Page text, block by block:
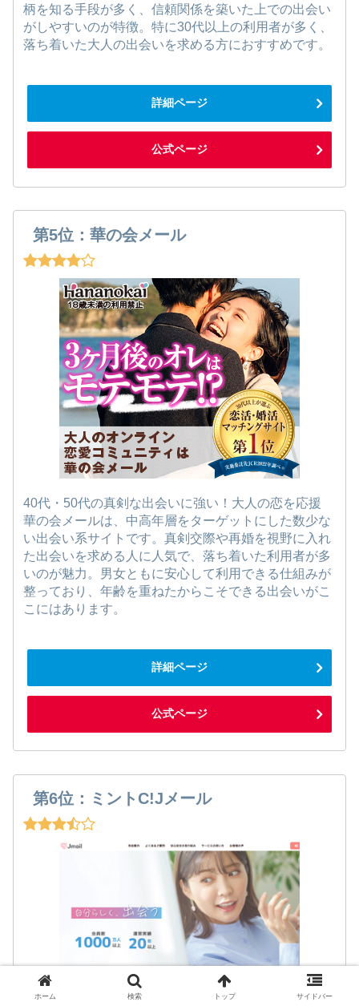
柄を知る手段が多く、信頼関係を築いた上での出会い
がしやすいのが特徴。特に30代以上の利用者が多く、
落ち着いた大人の出会いを求める方におすすめです。
詳細ページ
公式ページ
第5位：華の会メール
40代・50代の真剣な出会いに強い！大人の恋を応援
華の会メールは、中高年層をターゲットにした数少な
い出会い系サイトです。真剣交際や再婚を視野に入れ
た出会いを求める人に人気で、落ち着いた利用者が多
いのが魅力。男女ともに安心して利用できる仕組みが
整っており、年齢を重ねたからこそできる出会いがこ
こにはあります。
詳細ページ
公式ページ
第6位：ミントC!Jメール
ホーム 検索 トップ サイドバー